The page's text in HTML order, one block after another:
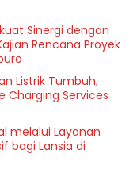
Sinergi dengan
Rencana Proyek
Listrik Tumbuh,
Charging Services
melalui Layanan
bagi Lansia di